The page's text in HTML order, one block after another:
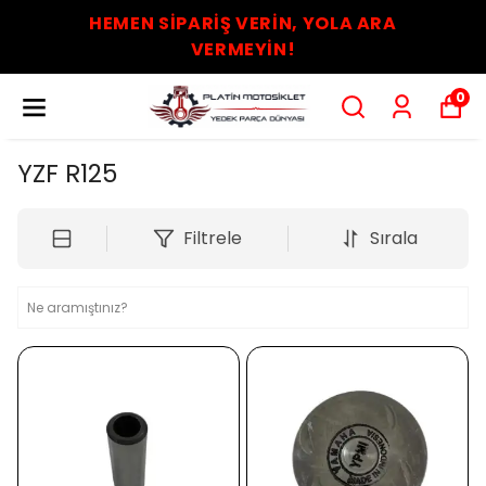
HEMEN SİPARİŞ VERİN, YOLA ARA
VERMEYİN!
0
YZF R125
Filtrele Sırala